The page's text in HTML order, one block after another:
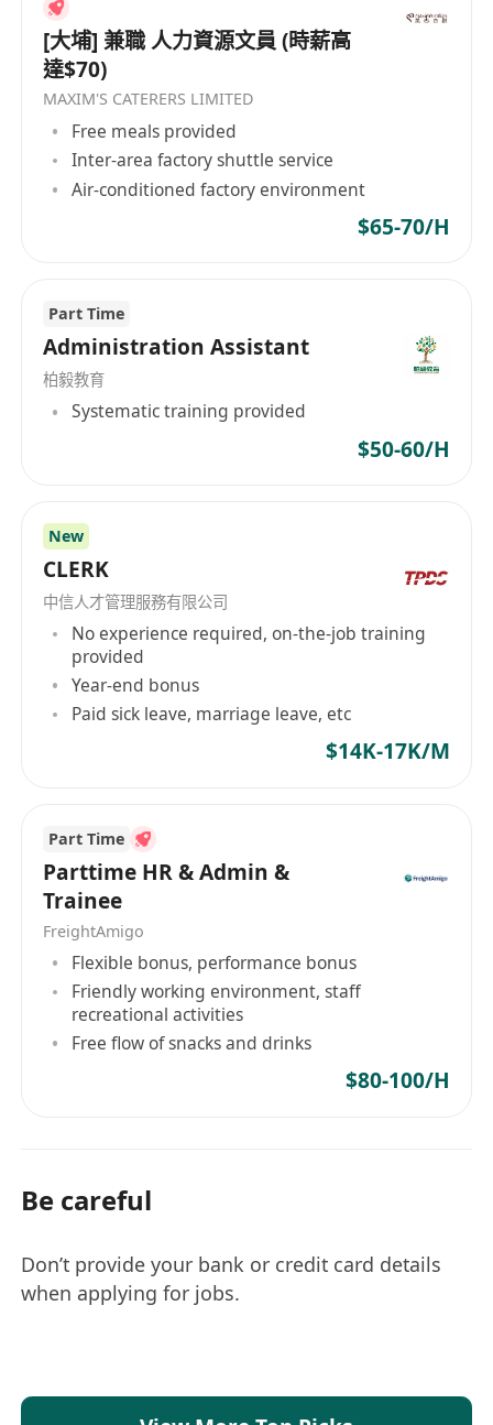
1. 持有學士學位，具備至少三年相關工作經驗，熟
悉行政管理工作流程及規範。
2. 具備優秀的粵語及普通話能力，能夠流利溝通；
具備基本英語聽說讀寫能力者尤佳。
3. 熟練掌握中文讀寫技能，能處理各類中文文件及
報告。
4. 具備良好溝通協調能力，能夠有效處理上下級及
[大埔] 兼職 人力資源文員 (時薪高
達$70)
MAXIM'S CATERERS LIMITED
Free meals provided
Inter-area factory shuttle service
Air-conditioned factory environment
$65-70/H
Part Time
Administration Assistant
柏毅教育
Systematic training provided
$50-60/H
New
CLERK
中信人才管理服務有限公司
No experience required, on-the-job training
provided
Year-end bonus
Paid sick leave, marriage leave, etc
$14K-17K/M
Part Time
Parttime HR & Admin &
Trainee
FreightAmigo
Flexible bonus, performance bonus
Friendly working environment, staff
recreational activities
Free flow of snacks and drinks
$80-100/H
Be careful
Don’t provide your bank or credit card details
when applying for jobs.